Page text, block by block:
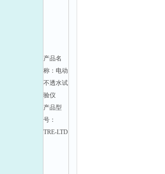
产品名
称：电动
不透水试
验仪
产品型
号：
TRE-LTD